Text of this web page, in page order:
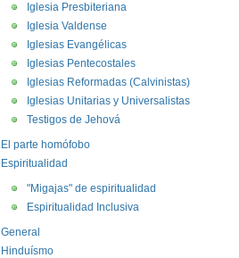
Iglesia Presbiteriana
Iglesia Valdense
Iglesias Evangélicas
Iglesias Pentecostales
Iglesias Reformadas (Calvinistas)
Iglesias Unitarias y Universalistas
Testigos de Jehová
El parte homófobo
Espiritualidad
"Migajas" de espiritualidad
Espiritualidad Inclusiva
General
Hinduísmo